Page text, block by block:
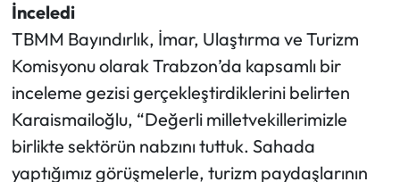
İnceledi
TBMM Bayındırlık, İmar, Ulaştırma ve Turizm
Komisyonu olarak Trabzon’da kapsamlı bir
inceleme gezisi gerçekleştirdiklerini belirten
Karaismailoğlu, “Değerli milletvekillerimizle
birlikte sektörün nabzını tuttuk. Sahada
yaptığımız görüşmelerle, turizm paydaşlarının